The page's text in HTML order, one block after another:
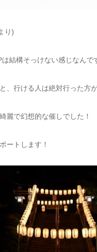
り)
結構そっけない感じなんで
、行ける人は絶対行った方
麗で幻想的な催しでした！
ートします！